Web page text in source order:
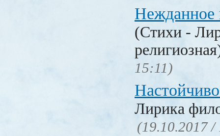
Нежданное
(Стихи -
15:11)
Лирика
(19.10.2017 /